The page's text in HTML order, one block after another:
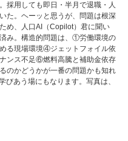
採用しても即日・半月で退職・人
た。ヘーッと思うが、問題は根深
め、人口AI（Copilot）君に聞い
み。構造的問題は、①労働環境の
る現場環境④ジェットフォイル依
ンス不足⑥燃料高騰と補助金依存
のかどうかが一番の問題かも知れ
びあう場にもなります。写真は、